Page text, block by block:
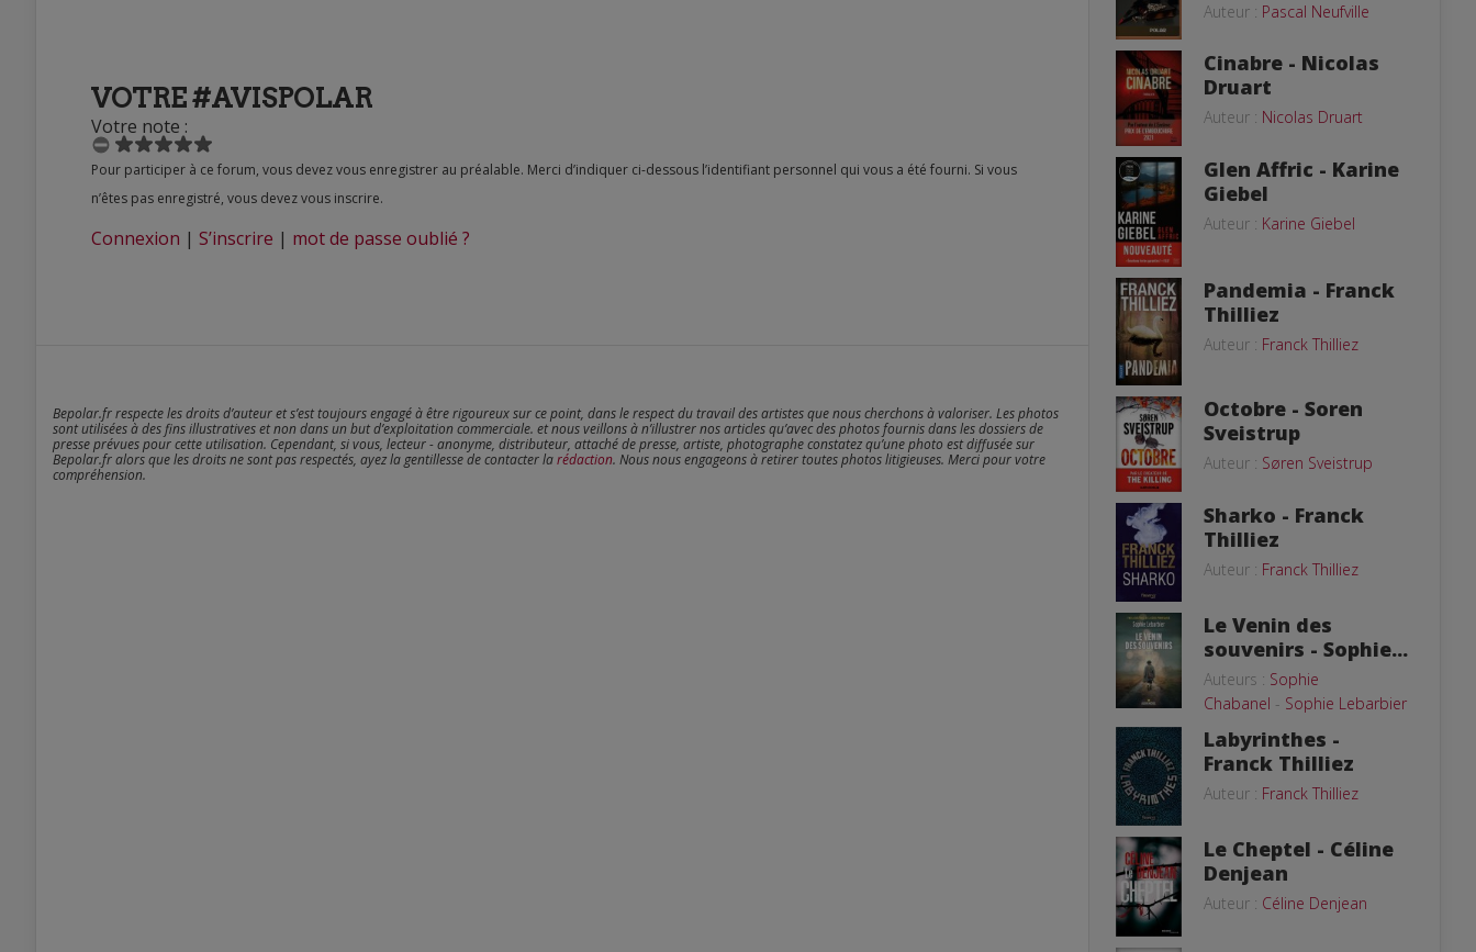
VOTRE #AVISPOLAR
Votre note :
Pour participer à ce forum, vous devez vous enregistrer au préalable. Merci d’indiquer ci-dessous l’identifiant personnel qui vous a été fourni. Si vous
n’êtes pas enregistré, vous devez vous inscrire.
Connexion | S’inscrire | mot de passe oublié ?
Bepolar.fr respecte les droits d’auteur et s’est toujours engagé à être rigoureux sur ce point, dans le respect du travail des artistes que nous cherchons à valoriser. Les photos
sont utilisées à des fins illustratives et non dans un but d’exploitation commerciale. et nous veillons à n’illustrer nos articles qu’avec des photos fournis dans les dossiers de
presse prévues pour cette utilisation. Cependant, si vous, lecteur - anonyme, distributeur, attaché de presse, artiste, photographe constatez qu’une photo est diffusée sur
Bepolar.fr alors que les droits ne sont pas respectés, ayez la gentillesse de contacter larédaction. Nous nous engageons à retirer toutes photos litigieuses. Merci pour votre
compréhension.
Auteur : Pascal Neufville
Cinabre - Nicolas
Druart
Auteur : Nicolas Druart
Glen Affric - Karine
Giebel
Auteur : Karine Giebel
Pandemia - Franck
Thilliez
Auteur : Franck Thilliez
Octobre - Soren
Sveistrup
Auteur : Søren Sveistrup
Sharko - Franck
Thilliez
Auteur : Franck Thilliez
Le Venin des
souvenirs - Sophie...
Auteurs : Sophie
Chabanel - Sophie Lebarbier
Labyrinthes -
Franck Thilliez
Auteur : Franck Thilliez
Le Cheptel - Céline
Denjean
Auteur : Céline Denjean